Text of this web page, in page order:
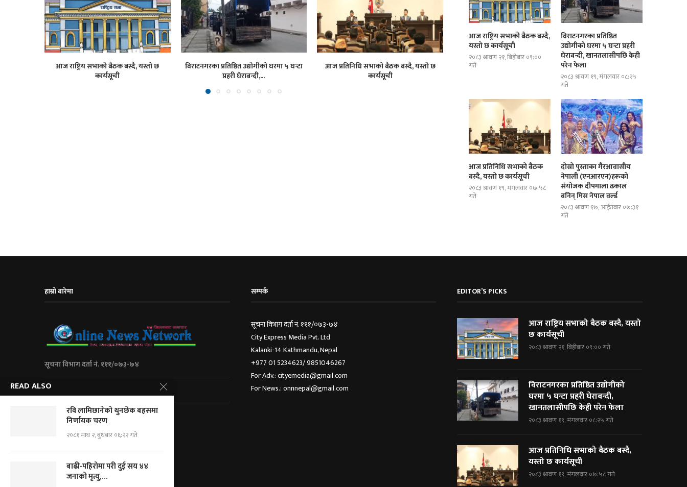
आज राष्ट्रिय सभाको बैठक बस्दै, यस्तो छ
कार्यसूची
विराटनगरका प्रतिष्ठित उद्योगीको घरमा ५ घन्टा
प्रहरी घेराबन्दी,...
आज प्रतिनिधि सभाको बैठक बस्दै, यस्तो छ
कार्यसूची
दोस्रो पुस्ताका गैरआवासीय नेपाली
(एनआरएन)हरूको संयोजक दीपमाला ढकाल...
आज राष्ट्रिय सभाको बैठक बस्दै,
यस्तो छ कार्यसूची
२०८३ श्रावण २१, बिहीबार ०९:००
गते
विराटनगरका प्रतिष्ठित
उद्योगीको घरमा ५ घन्टा प्रहरी
घेराबन्दी, खानतलासीपछि केही
परेन फेला
२०८३ श्रावण १९, मंगलवार ०८:२५
गते
आज प्रतिनिधि सभाको बैठक
बस्दै, यस्तो छ कार्यसूची
२०८३ श्रावण १९, मंगलवार ०७:५८
गते
दोस्रो पुस्ताका गैरआवासीय
नेपाली (एनआरएन)हरूको
संयोजक दीपमाला ढकाल
बनिन् मिस नेपाल वर्ल्ड
२०८३ श्रावण १७, आईतवार ०७:३१
गते
हाम्रो बारेमा
सूचना विभाग दर्ता नं. १११/०७३-७४
City Express Media Pvt. Ltd
Kalanki-14 Kathmandu, Nepal
+977 01 5234623/ 9851046267
For Adv.: cityemedia@gmail.com
सम्पर्क
सूचना विभाग दर्ता नं. १११/०७३-७४
City Express Media Pvt. Ltd
Kalanki-14 Kathmandu, Nepal
+977 01 5234623/ 9851046267
For Adv.: cityemedia@gmail.com
For News.: onnnepal@gmail.com
EDITOR’S PICKS
आज राष्ट्रिय सभाको बैठक बस्दै, यस्तो
छ कार्यसूची
२०८३ श्रावण २१, बिहीबार ०९:०० गते
विराटनगरका प्रतिष्ठित उद्योगीको
घरमा ५ घन्टा प्रहरी घेराबन्दी,
खानतलासीपछि केही परेन फेला
२०८३ श्रावण १९, मंगलवार ०८:२५ गते
आज प्रतिनिधि सभाको बैठक बस्दै,
यस्तो छ कार्यसूची
२०८३ श्रावण १९, मंगलवार ०७:५८ गते
READ ALSO
रवि लामिछानेको थुनछेक बहसमा
निर्णायक चरण
२०८१ माघ २, बुधबार ०६:२२ गते
बाढी-पहिरोमा परी दुई सय ४४
जनाको मृत्यु,...